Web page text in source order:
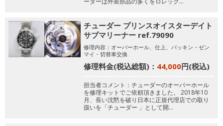
チューダー プリンスオイスターデイト
サブマリーナー ref.79090
修理内容：オーバーホール、仕上、パッキン・ゼン
マイ・切替車交換
修理料金(税込総額)： 44,000円(税込)
担当者コメント：チューダーのオーバーホール
を修理キットでご依頼頂きました。
2018年10
月、長い沈黙を破り日本に正規代理店での取り
扱いを「チューダー 」として開…